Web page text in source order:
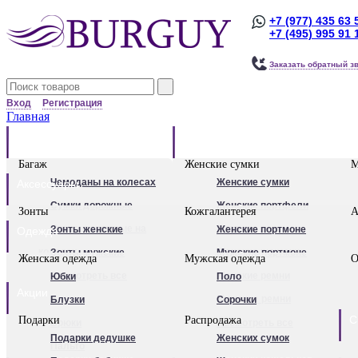
+7 (977) 435 63
+7 (495) 995 91
Заказать обратный
Вход Регистрация
Главная
Багаж
Чемоданы на колесах
Сумки дорожные
Сумки дорожные на
колесах.
Сумки - тележки
хозяйственные
Бьюти - кейсы
Кейс-пилоты
Женские сумки
Женские сумки
Женские портфели
Клатчи
Женские рюкзаки
Посмотреть все
Аксессуары
Зонты
Зонты женские
Зонты мужские
Посмотреть все
Кожгалантерея
Женские портмоне
Мужские портмоне
Женские ремни
Мужские ремни
Обложки для
автодокументов
Одежда
Женская одежда
Юбки
Блузки
Брюки
Пальто
Мужская одежда
Поло
Сорочки
Посмотреть все
Подарки
Подарки дедушке
Распродажа
Женских сумок